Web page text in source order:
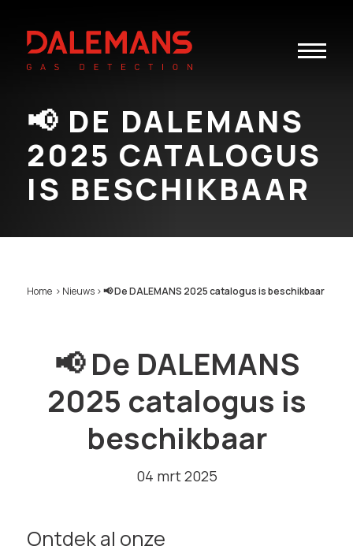
Toggle
📢 DE DALEMANS
2025 CATALOGUS
IS BESCHIKBAAR
Home > Nieuws >📢 De DALEMANS 2025 catalogus is beschikbaar
📢 De DALEMANS
2025 catalogus is
beschikbaar
04 mrt 2025
Ontdek al onze